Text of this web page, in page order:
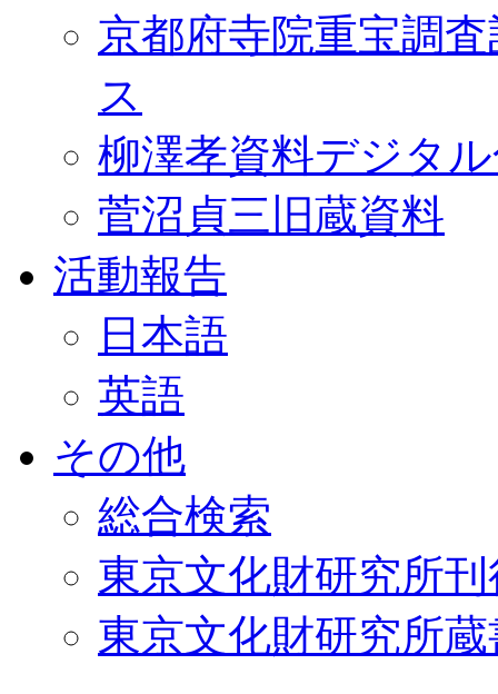
京都府寺院重宝調
ス
柳澤孝資料デジタ
菅沼貞三旧蔵資料
活動報告
日本語
英語
その他
総合検索
東京文化財研究所
東京文化財研究所